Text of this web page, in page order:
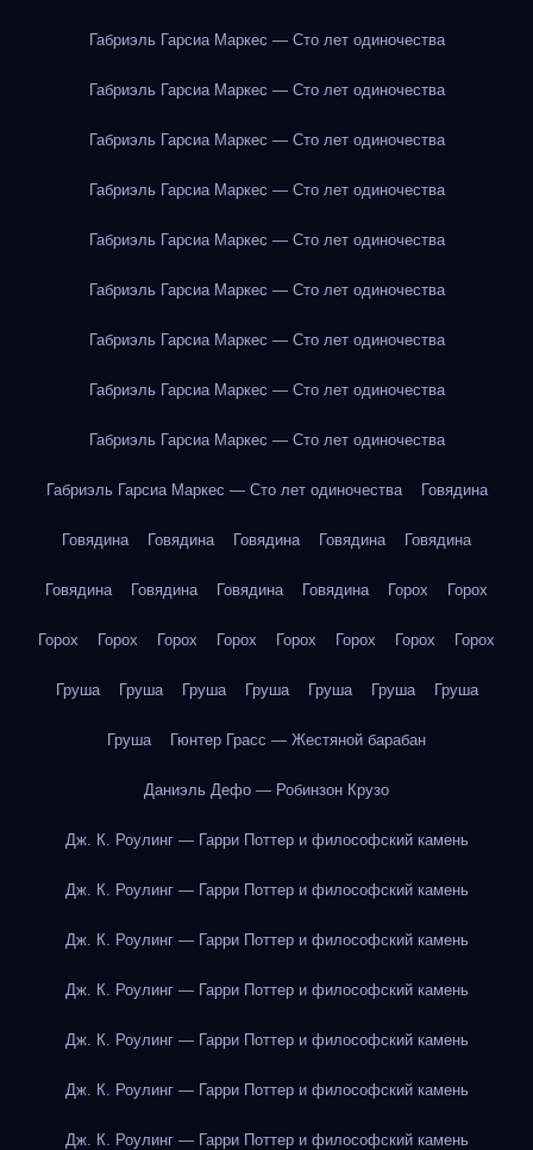
Габриэль Гарсиа Маркес — Сто лет одиночества
Габриэль Гарсиа Маркес — Сто лет одиночества
Габриэль Гарсиа Маркес — Сто лет одиночества
Габриэль Гарсиа Маркес — Сто лет одиночества
Габриэль Гарсиа Маркес — Сто лет одиночества
Габриэль Гарсиа Маркес — Сто лет одиночества
Габриэль Гарсиа Маркес — Сто лет одиночества
Габриэль Гарсиа Маркес — Сто лет одиночества
Габриэль Гарсиа Маркес — Сто лет одиночества
Габриэль Гарсиа Маркес — Сто лет одиночества Говядина
Говядина Говядина Говядина Говядина Говядина
Говядина Говядина Говядина Говядина Горох Горох
Горох Горох Горох Горох Горох Горох Горох Горох
Груша Груша Груша Груша Груша Груша Груша
Груша Гюнтер Грасс — Жестяной барабан
Даниэль Дефо — Робинзон Крузо
Дж. К. Роулинг — Гарри Поттер и философский камень
Дж. К. Роулинг — Гарри Поттер и философский камень
Дж. К. Роулинг — Гарри Поттер и философский камень
Дж. К. Роулинг — Гарри Поттер и философский камень
Дж. К. Роулинг — Гарри Поттер и философский камень
Дж. К. Роулинг — Гарри Поттер и философский камень
Дж. К. Роулинг — Гарри Поттер и философский камень